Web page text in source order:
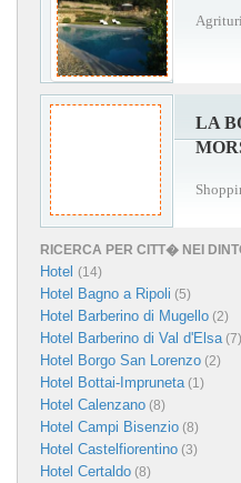
LA
RICERCA PER CITT� NEI
Hotel (14)
Hotel Bagno a Ripoli (5)
Hotel Barberino di Mugello (2)
Hotel Barberino di Val d'Elsa(7)
Hotel Borgo San Lorenzo (2)
Hotel Bottai-Impruneta(1)
Hotel Calenzano (8)
Hotel Campi Bisenzio (8)
Hotel Castelfiorentino (3)
Hotel Certaldo (8)